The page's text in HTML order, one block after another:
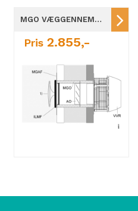
MGO VÆGGENNEMFØRING Ø160-Ø315
Pris 2.855,-